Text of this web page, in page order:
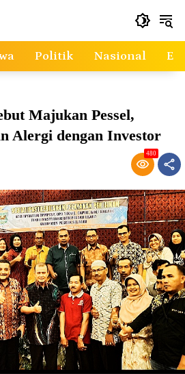
Politik Nasional
Majukan Pessel,
Alergi dengan Investor
480